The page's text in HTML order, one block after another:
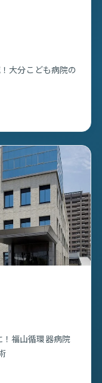
大分こども病院の
福山循環器病院